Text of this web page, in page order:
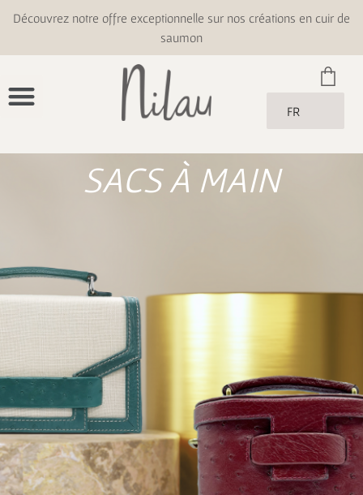
Découvrez notre offre exceptionnelle sur nos créations en cuir de
saumon
FR
SACS À MAIN